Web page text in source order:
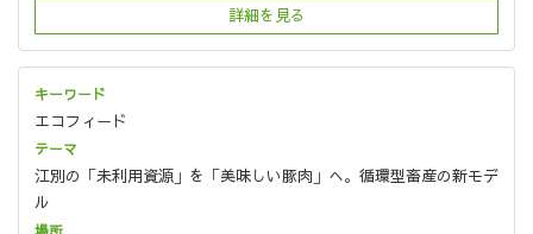
詳細を見る
エコフィード
江別の「未利用資源」を「美味しい豚肉」へ。循環型畜産の新モデ
ル